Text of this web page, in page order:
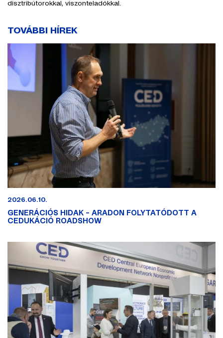
disztribútorokkal, viszonteladókkal.
TOVÁBBI HÍREK
2026.06.10.
GENERÁCIÓS HIDAK – ARADON FOLYTATÓDOTT A
CEDUKÁCIÓ ROADSHOW